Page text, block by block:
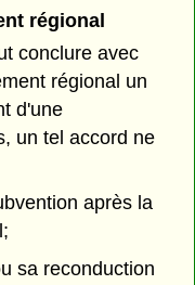
régional
conclure avec
régional un
d'une
un tel accord ne
après la
sa reconduction